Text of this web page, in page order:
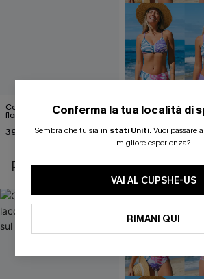
Costume intero con lacci
floreali svolazzanti sul retro
39,00 €
Set di top bikini
reversibile e
40,00 €
POTREBBE INTERESSARTI
Conferma la tua località di
Sembra che tu sia in stati Uniti. Vuoi passare
migliore esperienza?
VAI AL CUPSHE-US
RIMANI QUI